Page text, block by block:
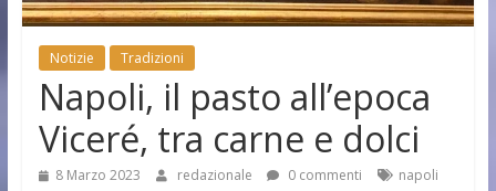
Notizie Tradizioni
Napoli, il pasto all’epoca
Viceré, tra carne e dolci
8 Marzo 2023 redazionale 0 commenti
napoli